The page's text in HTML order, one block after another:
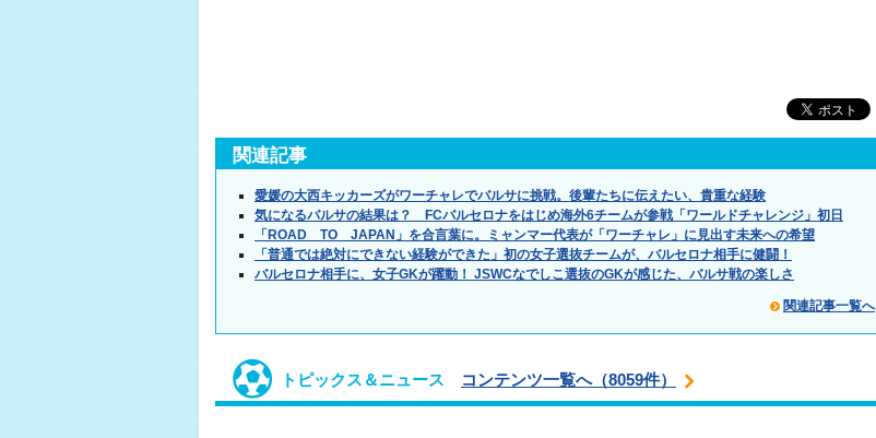
関連記事
愛媛の大西キッカーズがワーチャレでバルサに挑戦。後輩たちに伝えたい、貴重な経験
気になるバルサの結果は？ FCバルセロナをはじめ海外6チームが参戦「ワールドチャレンジ」初日
「ROAD TO JAPAN」を合言葉に。ミャンマー代表が「ワーチャレ」に見出す未来への希望
「普通では絶対にできない経験ができた」初の女子選抜チームが、バルセロナ相手に健闘！
バルセロナ相手に、女子GKが躍動！ JSWCなでしこ選抜のGKが感じた、バルサ戦の楽しさ
関連記事一覧へ
トピックス＆ニュース コンテンツ一覧へ（8059件）